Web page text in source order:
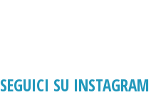
SEGUICI SU INSTAGRAM